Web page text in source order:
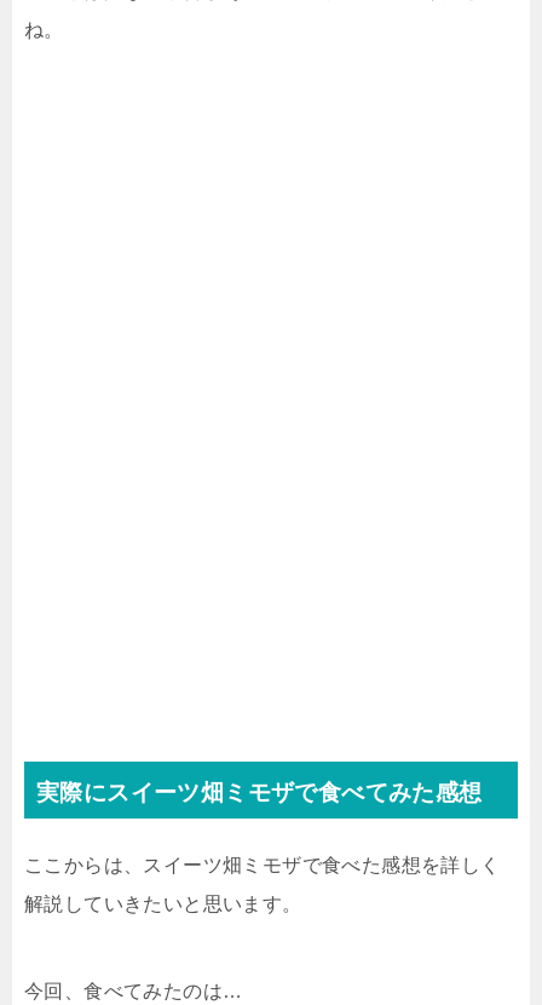
ね。
実際にスイーツ畑ミモザで食べてみた感想
ここからは、スイーツ畑ミモザで食べた感想を詳しく
解説していきたいと思います。
今回、食べてみたのは…